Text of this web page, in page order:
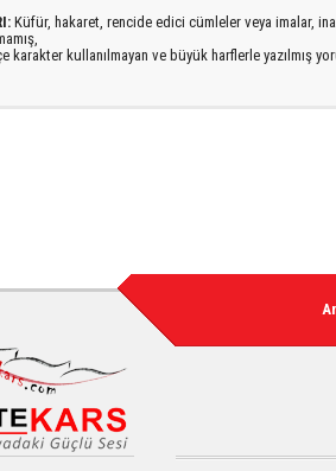
Küfür, hakaret, rencide edici cümleler veya imalar,
karakter kullanılmayan ve büyük harflerle yazılmış